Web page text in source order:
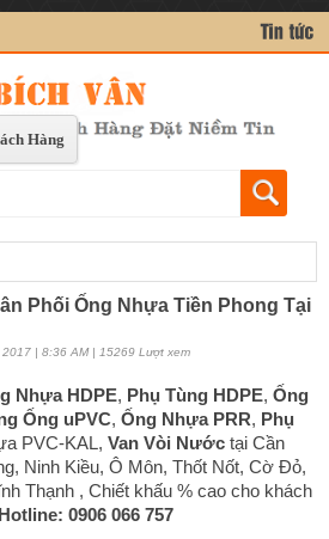
Hàng
Phối Ống Nhựa Tiền Phong Tại
2017 | 8:36 AM | 15269 Lượt xem
Nhựa HDPE, Phụ Tùng HDPE, Ống
Ống uPVC, Ống Nhựa PRR, Phụ
PVC-KAL, Van Vòi Nướctại Cần
Ninh Kiều, Ô Môn, Thốt Nốt, Cờ Đỏ,
Thạnh , Chiết khấu % cao cho khách
Hotline: 0906 066 757